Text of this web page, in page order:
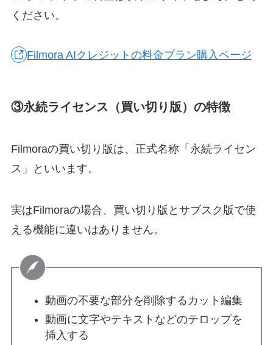
ください。
Filmora AIクレジットの料金プラン購入ページ
③永続ライセンス（買い切り版）の特徴
Filmoraの買い切り版は、正式名称「永続ライセン
ス」といいます。
実はFilmoraの場合、買い切り版とサブスク版で使
える機能に違いはありません。
動画の不要な部分を削除するカット編集
動画に文字やテキストなどのテロップを
挿入する